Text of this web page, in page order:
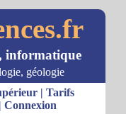
informatique
géologie
| Tarifs
| Connexion